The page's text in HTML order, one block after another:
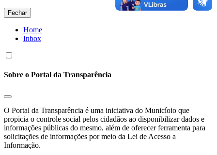
Fechar
Home
Inbox
Sobre o Portal da Transparência
O Portal da Transparência é uma iniciativa do Municíoio que
propicia o controle social pelos cidadãos ao disponibilizar dados e
informações públicas do mesmo, além de oferecer ferramenta para
solicitações de informações por meio da Lei de Acesso a
Informação.